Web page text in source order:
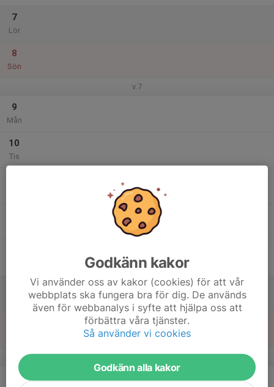
7
Lör
8
Sön
v.7
9
Mån
10
Tis
v.8
Godkänn kakor
Vi använder oss av kakor (cookies) för att vår
webbplats ska fungera bra för dig. De används
även för webbanalys i syfte att hjälpa oss att
förbättra våra tjänster.
Så använder vi cookies
Godkänn alla kakor